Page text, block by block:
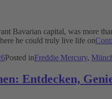
Bavarian capital, was more
he could truly live life on
Posted inFreddie Mercury,
Entdecken,